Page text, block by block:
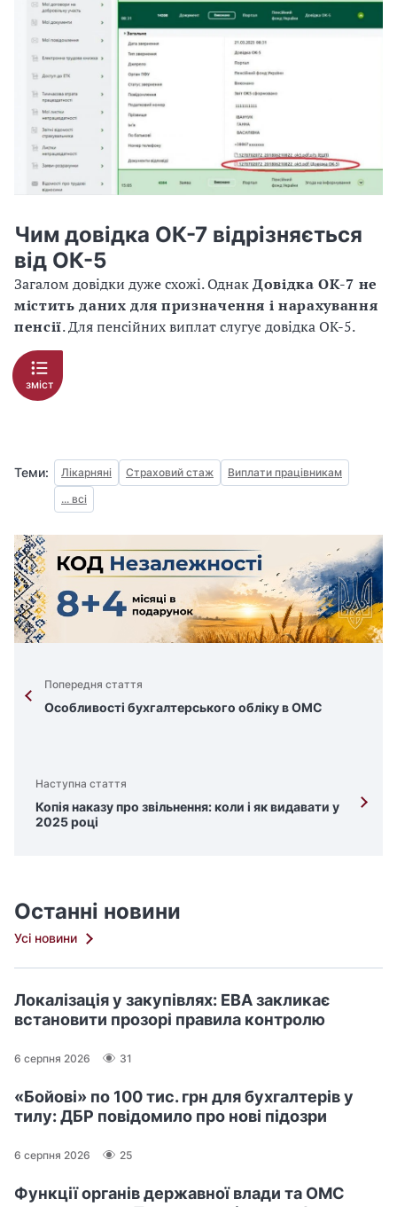
Чим довідка ОК-7 відрізняється
від ОК-5
Загалом довідки дуже схожі. ОднакДовідка ОК-7 не
містить даних для призначення і нарахування
пенсії. Для пенсійних виплат слугує довідка ОК-5.
зміст
Теми: Лікарняні Страховий стаж
Виплати працівникам
... всі
Попередня стаття
Особливості бухгалтерського обліку в ОМС
Наступна стаття
Копія наказу про звільнення: коли і як видавати у
2025 році
Останні новини
Усі новини
Локалізація у закупівлях: ЕВА закликає
встановити прозорі правила контролю
6 серпня 2026 31
«Бойові» по 100 тис. грн для бухгалтерів у
тилу: ДБР повідомило про нові підозри
6 серпня 2026 25
Функції органів державної влади та ОМС